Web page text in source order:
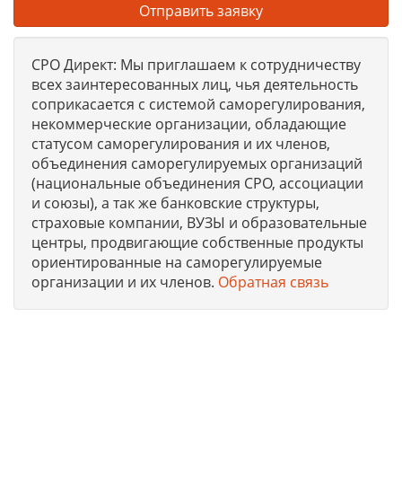
Отправить заявку
СРО Директ: Мы приглашаем к сотрудничеству
всех заинтересованных лиц, чья деятельность
соприкасается с системой саморегулирования,
некоммерческие организации, обладающие
статусом саморегулирования и их членов,
объединения саморегулируемых организаций
(национальные объединения СРО, ассоциации
и союзы), а так же банковские структуры,
страховые компании, ВУЗЫ и образовательные
центры, продвигающие собственные продукты
ориентированные на саморегулируемые
организации и их членов. Обратная связь